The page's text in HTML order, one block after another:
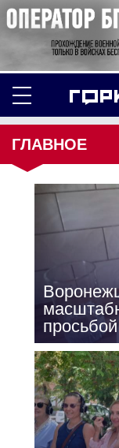
ГЛАВНОЕ